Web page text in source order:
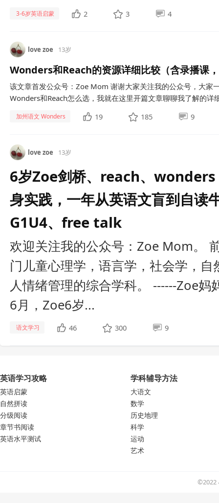
3-6岁英语启蒙 2 3 4
love zoe 13岁
Wonders和Reach的资源详细比较（含录播课
该文章首发公众号：Zoe Mom 谢谢大家关注我的公众号，大家
Wonders和Reach怎么选，我就在这里开篇文章聊聊我了解的详
加州语文 Wonders 19 185 9
love zoe 13岁
6岁Zoe剑桥、reach、wonders
身实践，一年从英语文盲到自
G1U4、free talk
欢迎关注我的公众号：Zoe Mom。
门儿童心理学，语言学，社会学，
人情绪管理的综合学科。 ------Zoe
6月，Zoe6岁...
语文学习 46 300 9
英语学习攻略
英语启蒙
自然拼读
分级阅读
章节书阅读
英语水平测试
学科辅导方法
大语文
数学
历史地理
科学
运动
艺术
©2022